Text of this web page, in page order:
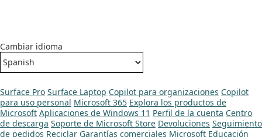
Cambiar idioma
Surface Pro Surface Laptop Copilot para organizaciones Copilot
para uso personal Microsoft 365 Explora los productos de
Microsoft Aplicaciones de Windows 11 Perfil de la cuenta Centro
de descarga Soporte de Microsoft Store Devoluciones Seguimiento
de pedidos Reciclar Garantías comerciales Microsoft Educación